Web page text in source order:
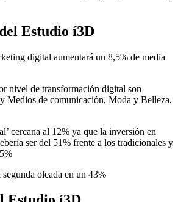
Estudio í3D
digital aumentará un 8,5% de media
nivel de transformación digital son
Medios de comunicación, Moda y Belleza,
cercana al 12% ya que la inversión en
ser del 51% frente a los tradicionales y
oleada en un 43%